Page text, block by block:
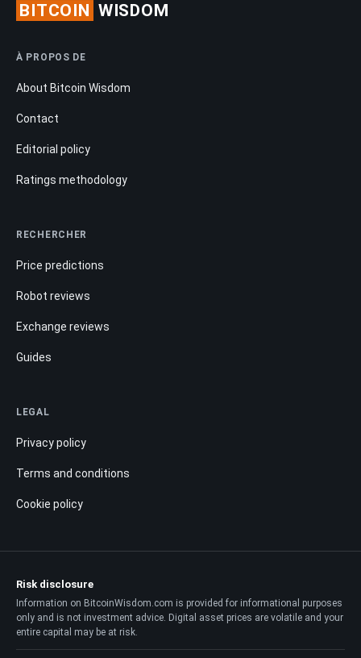
BITCOIN WISDOM
À PROPOS DE
About Bitcoin Wisdom
Contact
Editorial policy
Ratings methodology
RECHERCHER
Price predictions
Robot reviews
Exchange reviews
Guides
LEGAL
Privacy policy
Terms and conditions
Cookie policy
Risk disclosure
Information on BitcoinWisdom.com is provided for informational purposes
only and is not investment advice. Digital asset prices are volatile and your
entire capital may be at risk.